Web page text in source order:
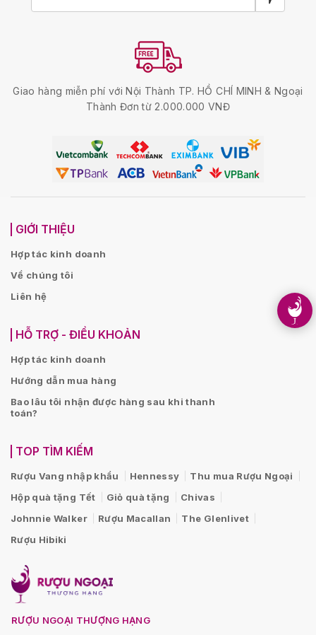
Giao hàng miễn phí với Nội Thành TP. HỒ CHÍ MINH & Ngoại
Thành Đơn từ 2.000.000 VNĐ
GIỚI THIỆU
Hợp tác kinh doanh
Về chúng tôi
Liên hệ
HỖ TRỢ - ĐIỀU KHOẢN
Hợp tác kinh doanh
Hướng dẫn mua hàng
Bao lâu tôi nhận được hàng sau khi thanh
toán?
TOP TÌM KIẾM
Rượu Vang nhập khẩu Hennessy
Thu mua Rượu Ngoại
Hộp quà tặng Tết
Giỏ quà tặng
Chivas
Johnnie Walker
Rượu Macallan
The Glenlivet
Rượu Hibiki
RƯỢU NGOẠI THƯỢNG HẠNG